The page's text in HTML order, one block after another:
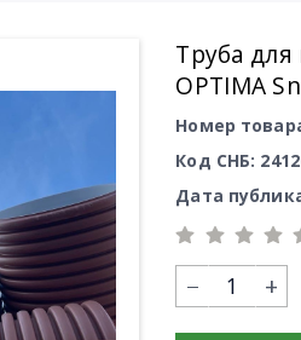
Труба
OPTIMA
Номер
Код СНБ:
Дата
+